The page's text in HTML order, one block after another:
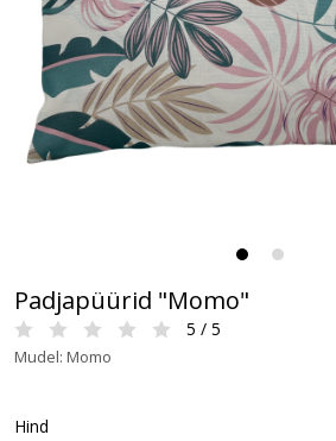
Padjapüürid "Momo"
5 / 5
Mudel: Momo
Hind